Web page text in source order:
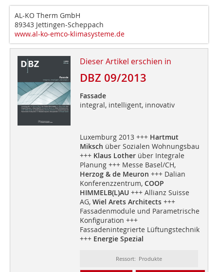
AL-KO Therm GmbH
89343 Jettingen-Scheppach
www.al-ko-emco-klimasysteme.de
Dieser Artikel erschien in
DBZ 09/2013
Fassade
integral, intelligent, innovativ
Luxemburg 2013 +++ Hartmut
Miksch über Sozialen Wohnungsbau
+++ Klaus Lotherüber Integrale
Planung +++ Messe Basel/CH,
Herzog & de Meuron +++ Dalian
Konferenzzentrum,COOP
HIMMELB(L)AU+++ Allianz Suisse
AG, Wiel Arets Architects+++
Fassadenmodule und Parametrische
Konfiguration +++
Fassadenintegrierte Lüftungstechnik
+++ Energie Spezial
Ressort: Produkte